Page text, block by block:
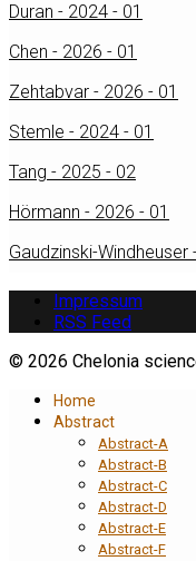
Duran - 2024 - 01
Chen - 2026 - 01
Zehtabvar - 2026 - 01
Stemle - 2024 - 01
Tang - 2025 - 02
Hörmann - 2026 - 01
Gaudzinski-Windheuser
Impressum
RSS Feed
© 2026 Chelonia
Home
Abstract
Abstract-A
Abstract-B
Abstract-C
Abstract-D
Abstract-E
Abstract-F